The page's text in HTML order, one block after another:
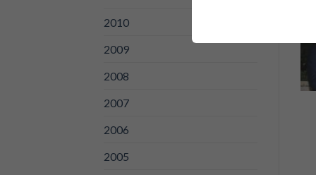
2010
2009
2008
2007
2006
2005